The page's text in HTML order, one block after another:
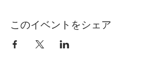
このイベントをシェア